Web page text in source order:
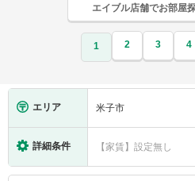
エイブル店舗でお部屋
1 2 3 4
エリア 米子市
詳細条件 【家賃】設定無し